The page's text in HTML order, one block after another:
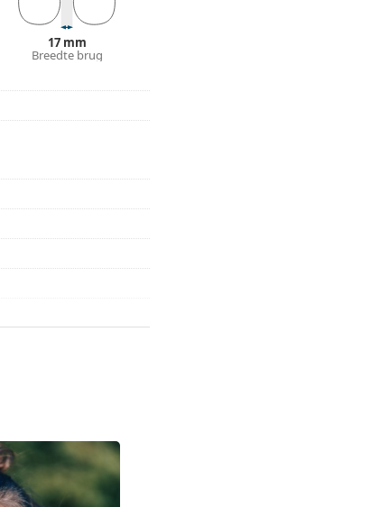
als je hulp nodig hebt
17 mm
Breedte brug